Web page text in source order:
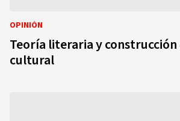
OPINIÓN
Teoría literaria y
cultural